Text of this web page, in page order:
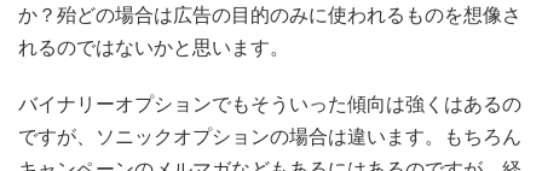
か？殆どの場合は広告の目的のみに使われるものを想像さ
れるのではないかと思います。
バイナリーオプションでもそういった傾向は強くはあるの
ですが、ソニックオプションの場合は違います。もちろん